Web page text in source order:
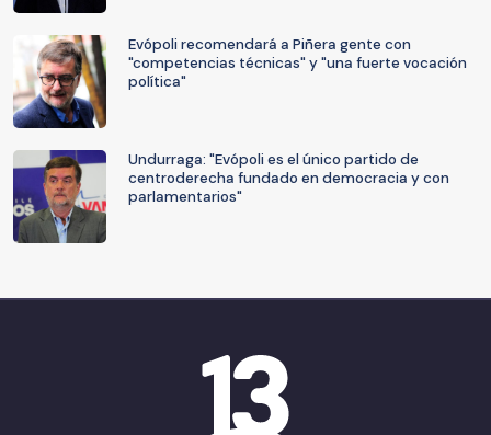
Evópoli recomendará a Piñera gente con
"competencias técnicas" y "una fuerte vocación
política"
Undurraga: "Evópoli es el único partido de
centroderecha fundado en democracia y con
parlamentarios"